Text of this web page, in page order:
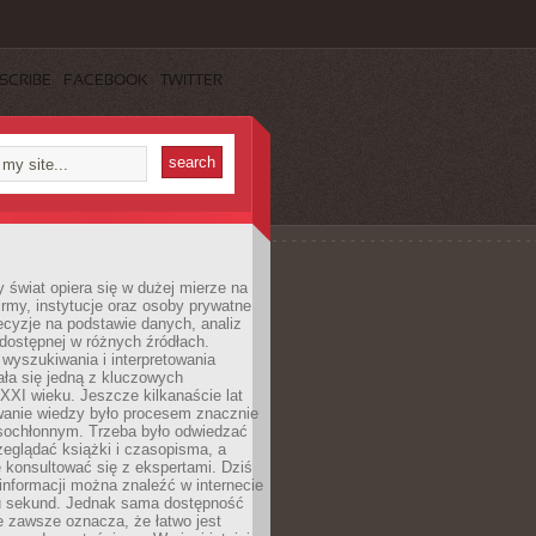
FACEBOOK TWITTER
świat opiera się w dużej mierze na
instytucje oraz osoby prywatne
na podstawie danych, analiz
w różnych źródłach.
i interpretowania
się jedną z kluczowych
wieku. Jeszcze kilkanaście lat
wiedzy było procesem znacznie
Trzeba było odwiedzać
książki i czasopisma, a
się z ekspertami. Dziś
można znaleźć w internecie
sekund. Jednak sama dostępność
zawsze oznacza, że łatwo jest